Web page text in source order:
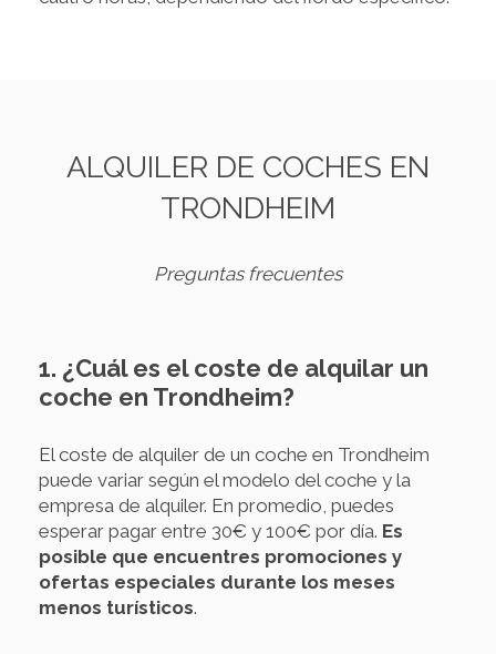
ALQUILER DE COCHES EN
TRONDHEIM
Preguntas frecuentes
1. ¿Cuál es el coste de alquilar un
coche en Trondheim?
El coste de alquiler de un coche en Trondheim
puede variar según el modelo del coche y la
empresa de alquiler. En promedio, puedes
esperar pagar entre 30€ y 100€ por día. Es
posible que encuentres promociones y
ofertas especiales durante los meses
menos turísticos.